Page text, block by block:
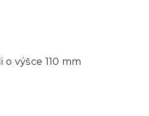
výšce 110 mm